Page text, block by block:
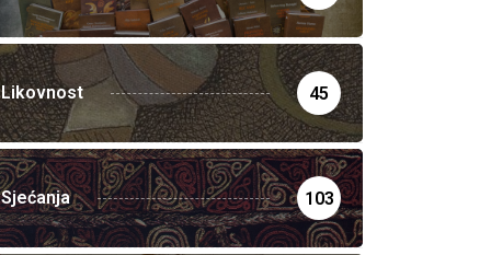
Likovnost 45
Sjećanja 103